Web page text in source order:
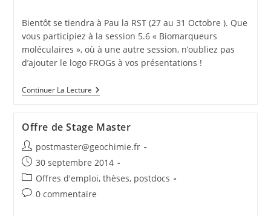
Bientôt se tiendra à Pau la RST (27 au 31 Octobre ). Que
vous participiez à la session 5.6 « Biomarqueurs
moléculaires », où à une autre session, n’oubliez pas
d’ajouter le logo FROGs à vos présentations !
Continuer La Lecture
Offre de Stage Master
postmaster@geochimie.fr
30 septembre 2014
Offres d'emploi, thèses, postdocs
0 commentaire